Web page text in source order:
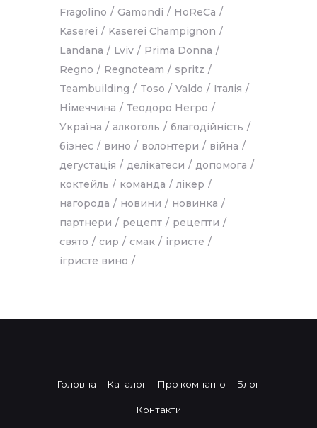
Fragolino
Gamondi
HoReCa
Kaserei
Kaserei Champignon
Landana
Lviv
Prima Donna
Regno
Regnoteam
spritz
Teambuilding
Toso Valdo
Італія
Німеччина
Теодоро Негро
Україна
алкоголь
благодійність
бізнес
вино волонтери
війна
дегустація
делікатеси
допомога
коктейль
команда
лікер
нагорода
новини
новинка
партнери
рецепт
рецепти
свято
сир смак
ігристе
ігристе вино
Головна Каталог Про компанію Блог
Контакти